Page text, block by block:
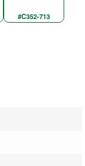
#C352-713